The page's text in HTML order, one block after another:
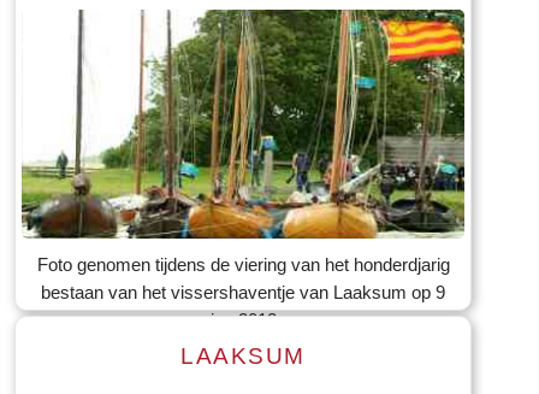
Lees meer
Tekst: © Foto: © Bauke Folkertsma
Foto genomen tijdens de viering van het honderdjarig
bestaan van het vissershaventje van Laaksum op 9
jun 2012
LAAKSUM